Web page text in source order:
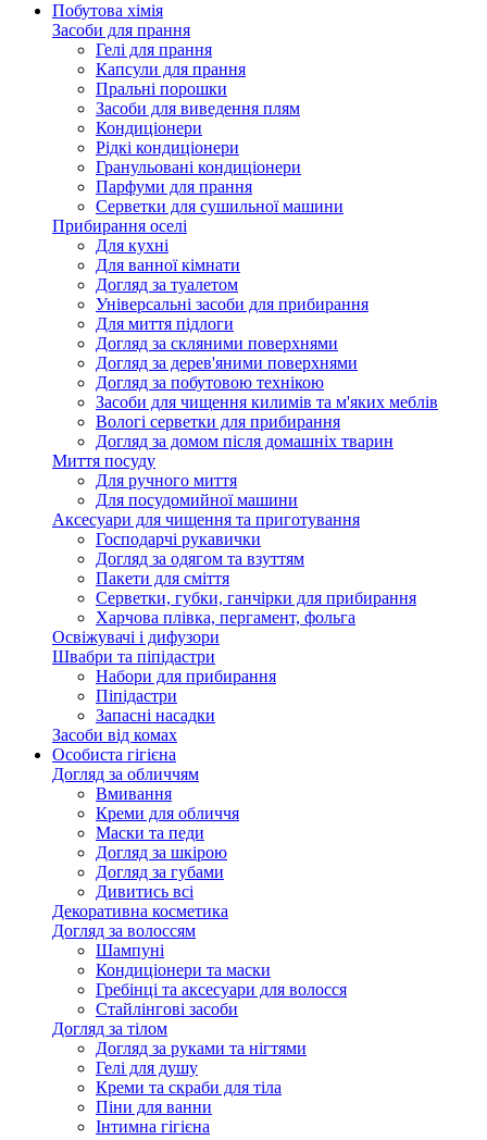
Побутова хімія
Засоби для прання
Гелі для прання
Капсули для прання
Пральні порошки
Засоби для виведення плям
Кондиціонери
Рідкі кондиціонери
Гранульовані кондиціонери
Парфуми для прання
Серветки для сушильної машини
Прибирання оселі
Для кухні
Для ванної кімнати
Догляд за туалетом
Універсальні засоби для прибирання
Для миття підлоги
Догляд за скляними поверхнями
Догляд за дерев'яними поверхнями
Догляд за побутовою технікою
Засоби для чищення килимів та м'яких меблів
Вологі серветки для прибирання
Догляд за домом після домашніх тварин
Миття посуду
Для ручного миття
Для посудомийної машини
Аксесуари для чищення та приготування
Господарчі рукавички
Догляд за одягом та взуттям
Пакети для сміття
Серветки, губки, ганчірки для прибирання
Харчова плівка, пергамент, фольга
Освіжувачі і дифузори
Швабри та піпідастри
Набори для прибирання
Піпідастри
Запасні насадки
Засоби від комах
Особиста гігієна
Догляд за обличчям
Вмивання
Креми для обличчя
Маски та педи
Догляд за шкірою
Догляд за губами
Дивитись всі
Декоративна косметика
Догляд за волоссям
Шампуні
Кондиціонери та маски
Гребінці та аксесуари для волосся
Стайлінгові засоби
Догляд за тілом
Догляд за руками та нігтями
Гелі для душу
Креми та скраби для тіла
Піни для ванни
Інтимна гігієна